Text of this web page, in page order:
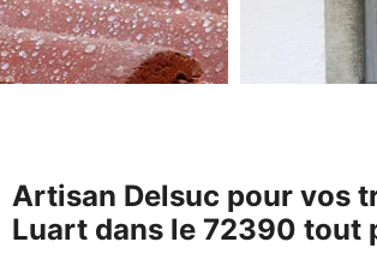
Artisan Delsuc pour vos
Luart dans le 72390 tout